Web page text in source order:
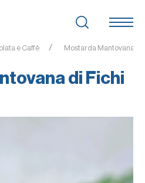
e Caffè Mostarda Mantovana di
di Fichi